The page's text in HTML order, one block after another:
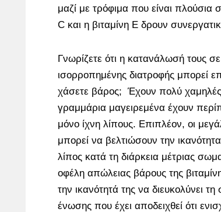
μαζί με τρόφιμα που είναι πλούσια
C και η βιταμίνη Ε δρουν
Γνωρίζετε ότι η κατανάλωσή τους
ισορροπημένης διατροφής μπορεί
χάσετε βάρος; Έχουν πολύ
γραμμάρια μαγειρεμένα έχουν
μόνο ίχνη λίπους. Επιπλέον, οι
μπορεί να βελτιώσουν την
λίπος κατά τη διάρκεια μέτριας
οφέλη απώλειας βάρους της
την ικανότητά της να διευκολύνει
ένωσης που έχει αποδειχθεί ότι